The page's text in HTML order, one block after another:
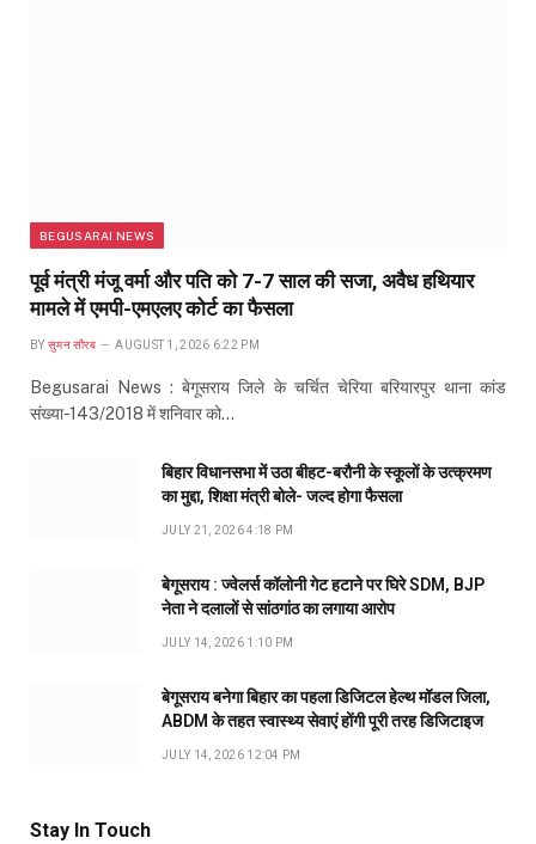
BEGUSARAI NEWS
पूर्व मंत्री मंजू वर्मा और पति को 7-7 साल की सजा, अवैध हथियार
मामले में एमपी-एमएलए कोर्ट का फैसला
BY सुमन सौरब AUGUST 1, 2026 6:22 PM
Begusarai News : बेगूसराय जिले के चर्चित चेरिया बरियारपुर थाना कांड
संख्या-143/2018 में शनिवार को…
बिहार विधानसभा में उठा बीहट-बरौनी के स्कूलों के उत्क्रमण
का मुद्दा, शिक्षा मंत्री बोले- जल्द होगा फैसला
JULY 21, 2026 4:18 PM
बेगूसराय : ज्वेलर्स कॉलोनी गेट हटाने पर घिरे SDM, BJP
नेता ने दलालों से सांठगांठ का लगाया आरोप
JULY 14, 2026 1:10 PM
बेगूसराय बनेगा बिहार का पहला डिजिटल हेल्थ मॉडल जिला,
ABDM के तहत स्वास्थ्य सेवाएं होंगी पूरी तरह डिजिटाइज
JULY 14, 2026 12:04 PM
Stay In Touch